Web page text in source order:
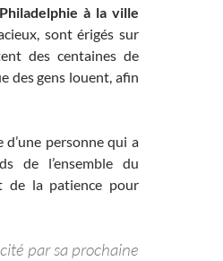
à la ville
sont érigés sur
des centaines de
des gens louent, afin
d’une personne qui a
de l’ensemble du
de la patience pour
par sa prochaine